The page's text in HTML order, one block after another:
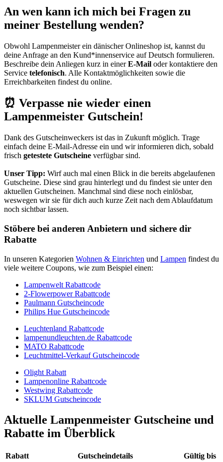
An wen kann ich mich bei Fragen zu
meiner Bestellung wenden?
Obwohl Lampenmeister ein dänischer Onlineshop ist, kannst du
deine Anfrage an den Kund*innenservice auf Deutsch formulieren.
Beschreibe dein Anliegen kurz in einerE-Mail oder kontaktiere den
Service telefonisch. Alle Kontaktmöglichkeiten sowie die
Erreichbarkeiten findest du online.
⏰ Verpasse nie wieder einen
Lampenmeister Gutschein!
Dank des Gutscheinweckers ist das in Zukunft möglich. Trage
einfach deine E-Mail-Adresse ein und wir informieren dich, sobald
frisch getestete Gutscheine verfügbar sind.
Unser Tipp: Wirf auch mal einen Blick in die bereits abgelaufenen
Gutscheine. Diese sind grau hinterlegt und du findest sie unter den
aktuellen Gutscheinen. Manchmal sind diese noch einlösbar,
weswegen wir sie für dich auch kurze Zeit nach dem Ablaufdatum
noch sichtbar lassen.
Stöbere bei anderen Anbietern und sichere dir
Rabatte
In unseren Kategorien Wohnen & Einrichten und Lampen findest du
viele weitere Coupons, wie zum Beispiel einen:
Lampenwelt Rabattcode
2-Flowerpower Rabattcode
Paulmann Gutscheincode
Philips Hue Gutscheincode
Leuchtenland Rabattcode
lampenundleuchten.de Rabattcode
MATO Rabattcode
Leuchtmittel-Verkauf Gutscheincode
Olight Rabatt
Lampenonline Rabattcode
Westwing Rabattcode
SKLUM Gutscheincode
Aktuelle Lampenmeister Gutscheine und
Rabatte im Überblick
Rabatt Gutscheindetails
Gültig bis